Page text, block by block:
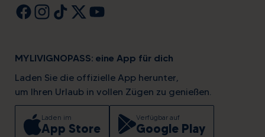
MYLIVIGNOPASS: eine App für dich
Laden Sie die offizielle App herunter,
um Ihren Urlaub in vollen Zügen zu genießen.
Laden im
App Store
Verfügbar auf
Google Play